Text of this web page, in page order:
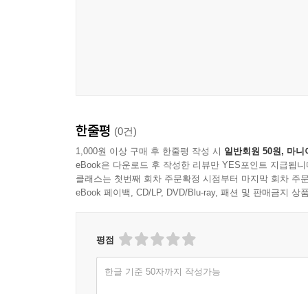
한줄평 (0건)
1,000원 이상 구매 후 한줄평 작성 시 일반회원 50원, 마니
eBook은 다운로드 후 작성한 리뷰만 YES포인트 지급됩니
클래스는 첫번째 회차 주문확정 시점부터 마지막 회차 주
eBook 페이백, CD/LP, DVD/Blu-ray, 패션 및 판매금지 상
평점
한글 기준 50자까지 작성가능